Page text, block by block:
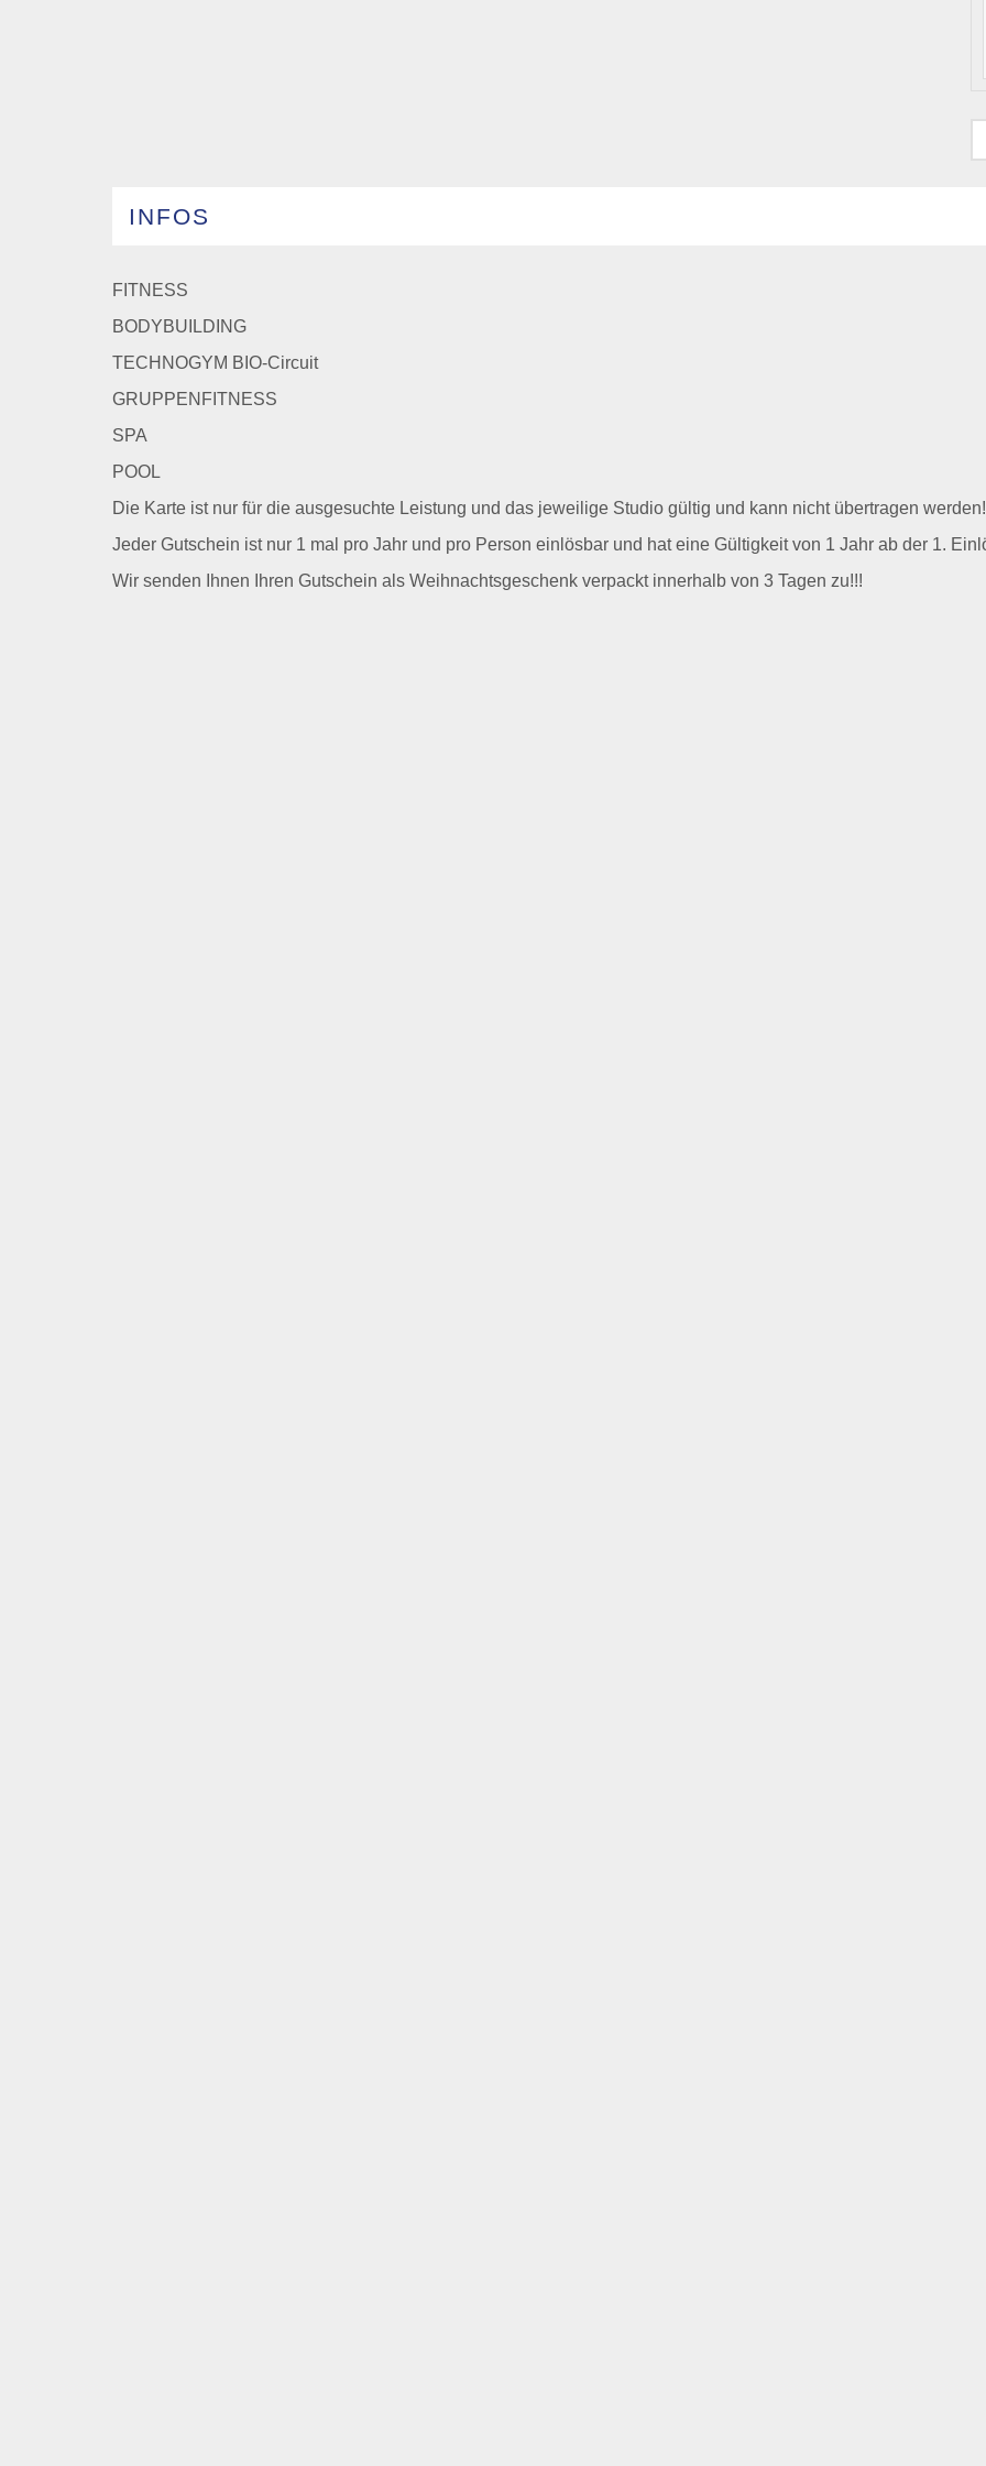
INFOS
FITNESS
BODYBUILDING
TECHNOGYM BIO-Circuit
GRUPPENFITNESS
SPA
POOL
Die Karte ist nur für die ausgesuchte Leistung und das jeweilige Studio gültig und kann nicht übertragen werden!
Jeder Gutschein ist nur 1 mal pro Jahr und pro Person einlösbar und hat eine Gültigkeit von 1 Jahr ab der 1.
Wir senden Ihnen Ihren Gutschein als Weihnachtsgeschenk verpackt innerhalb von 3 Tagen zu!!!